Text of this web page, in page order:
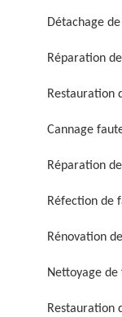
Réparation de
chaise et
Détachage
Réparation
Restauration
Cannage
Réparation
Réfection de
Rénovation
Nettoyage
Restauration